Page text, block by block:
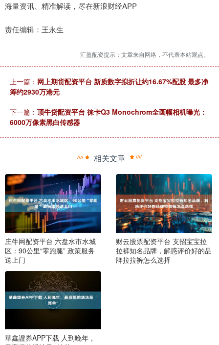
海量资讯、精准解读，尽在新浪财经APP
责任编辑：王永生
汇盈配资提示：文章来自网络，不代表本站观点。
上一篇： 网上期货配资平台 新质数字拟折让约16.67%配股 最多净
筹约2930万港元
下一篇： 顶牛贷配资平台 徕卡Q3 Monochrom全画幅相机曝光：
6000万像素黑白传感器
相关文章
庄牛网配资平台 六盘水市水城
区：90公里“零跑腿” 政策服务
送上门
财云股票配资平台 支招宝宝拉
拉裤知名品牌，解惑评价好的品
牌拉拉裤怎么选择
華鑫證券APP下载 人到晚年，